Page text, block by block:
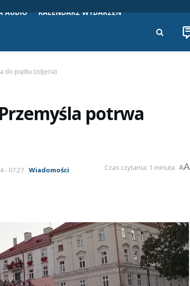
AUDIO KALENDARZ WYDARZEŃ
do piątku (zdjęcia)
potrwa
- 07:27 Wiadomości Czas czytania: 1 minuta AA